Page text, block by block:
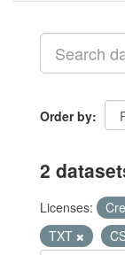
Order by
2
Licenses:
TXT